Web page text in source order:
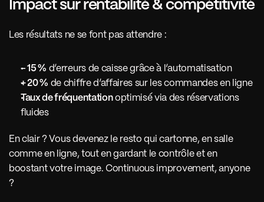
Impact sur rentabilité & compétitivité
Les résultats ne se font pas attendre :
– 15 % d’erreurs de caisse grâce à l’automatisation
+ 20 % de chiffre d’affaires sur les commandes en ligne
Taux de fréquentation optimisé via des réservations
fluides
En clair ? Vous devenez le resto qui cartonne, en salle
comme en ligne, tout en gardant le contrôle et en
boostant votre image. Continuous improvement, anyone
?